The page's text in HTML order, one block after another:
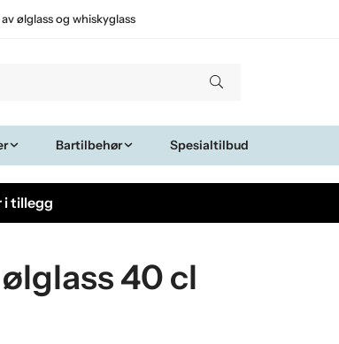
ølglass og whiskyglass
Bartilbehør Spesialtilbud
i tillegg
40 cl